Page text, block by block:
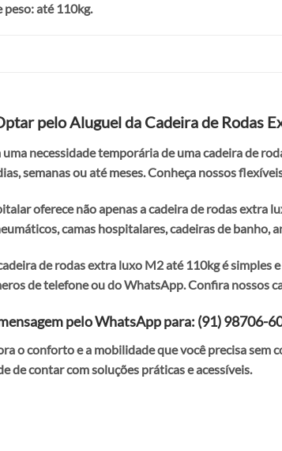
peso: até 110kg.
pelo Aluguel da Cadeira de Rodas
uma necessidade temporária de uma cadeira de
semanas ou até meses. Conheça nossos
oferece não apenas a cadeira de rodas extra
camas hospitalares, cadeiras de banho,
de rodas extra luxo M2 até 110kg é simples
de telefone ou do WhatsApp. Confira nossos
pelo WhatsApp para: (91) 98706-
o conforto e a mobilidade que você precisa
de contar com soluções práticas e acessíveis.